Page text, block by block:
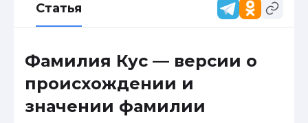
Статья
Фамилия Кус — версии о
происхождении и
значении фамилии